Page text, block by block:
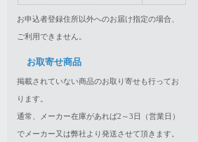
お申込者登録住所以外へのお届け指定の場合、
ご利用できません。
お取寄せ商品
掲載されていない商品のお取り寄せも行ってお
ります。
通常、メーカー在庫があれば2～3日（営業日）
でメーカー又は弊社より発送させて頂きます。